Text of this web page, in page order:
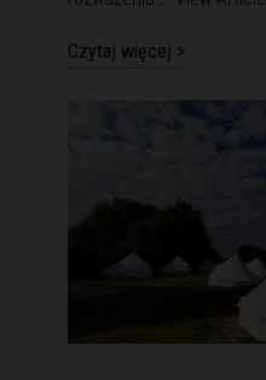
Czytaj więcej >